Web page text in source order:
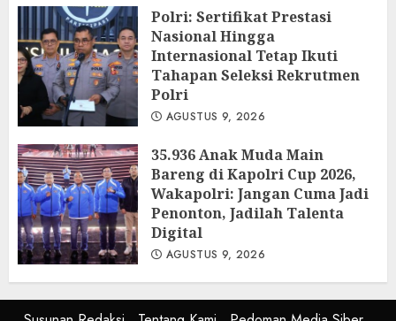
Polri: Sertifikat Prestasi
Nasional Hingga
Internasional Tetap Ikuti
Tahapan Seleksi Rekrutmen
Polri
AGUSTUS 9, 2026
35.936 Anak Muda Main
Bareng di Kapolri Cup 2026,
Wakapolri: Jangan Cuma Jadi
Penonton, Jadilah Talenta
Digital
AGUSTUS 9, 2026